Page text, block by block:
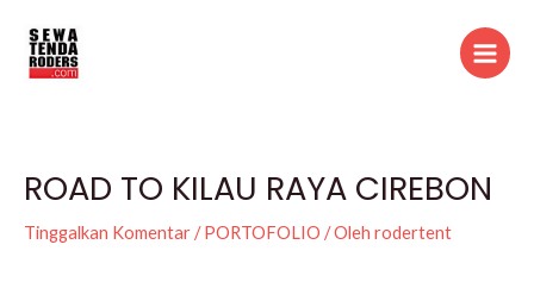
konten
Main
Menu
ROAD TO KILAU RAYA CIREBON
Tinggalkan Komentar/PORTOFOLIO / Oleh rodertent
navigation